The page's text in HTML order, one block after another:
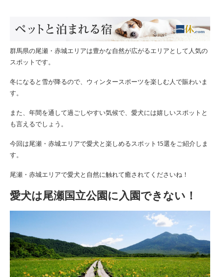
群馬県の尾瀬・赤城エリアは豊かな自然が広がるエリアとして人気の
スポットです。
冬になると雪が降るので、ウィンタースポーツを楽しむ人で賑わいま
す。
また、年間を通して過ごしやすい気候で、愛犬には嬉しいスポットと
も言えるでしょう。
今回は尾瀬・赤城エリアで愛犬と楽しめるスポット15選をご紹介しま
す。
尾瀬・赤城エリアで愛犬と自然に触れて癒されてくださいね！
愛犬は尾瀬国立公園に入園できない！